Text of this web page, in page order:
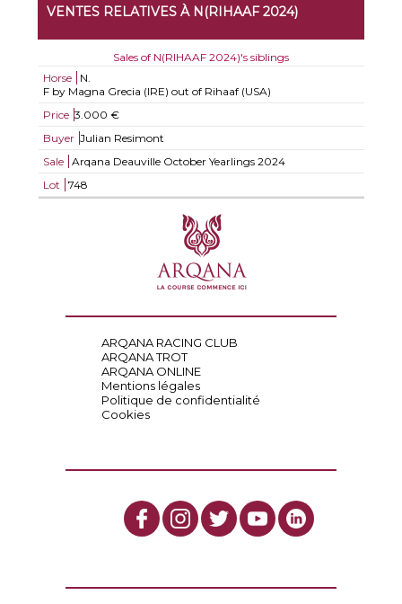
VENTES RELATIVES À N(RIHAAF 2024)
Sales of N(RIHAAF 2024)'s siblings
Horse
N.
F by Magna Grecia (IRE) out of Rihaaf (USA)
Price 3.000 €
Buyer Julian Resimont
Sale
Arqana Deauville October Yearlings 2024
Lot
748
ARQANA RACING CLUB
ARQANA TROT
ARQANA ONLINE
Mentions légales
Politique de confidentialité
Cookies